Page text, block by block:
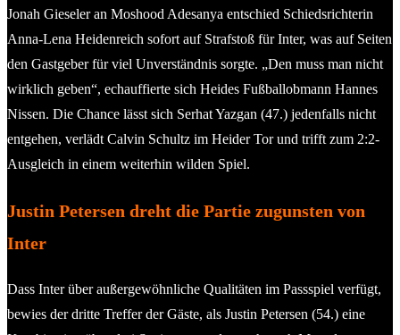
Jonah Gieseler an Moshood Adesanya entschied Schiedsrichterin
Anna-Lena Heidenreich sofort auf Strafstoß für Inter, was auf Seiten
den Gastgeber für viel Unverständnis sorgte. „Den muss man nicht
wirklich geben“, echauffierte sich Heides Fußballobmann Hannes
Nissen. Die Chance lässt sich Serhat Yazgan (47.) jedenfalls nicht
entgehen, verlädt Calvin Schultz im Heider Tor und trifft zum 2:2-
Ausgleich in einem weiterhin wilden Spiel.
Justin Petersen dreht die Partie zugunsten von
Inter
Dass Inter über außergewöhnliche Qualitäten im Passspiel verfügt,
bewies der dritte Treffer der Gäste, als Justin Petersen (54.) eine